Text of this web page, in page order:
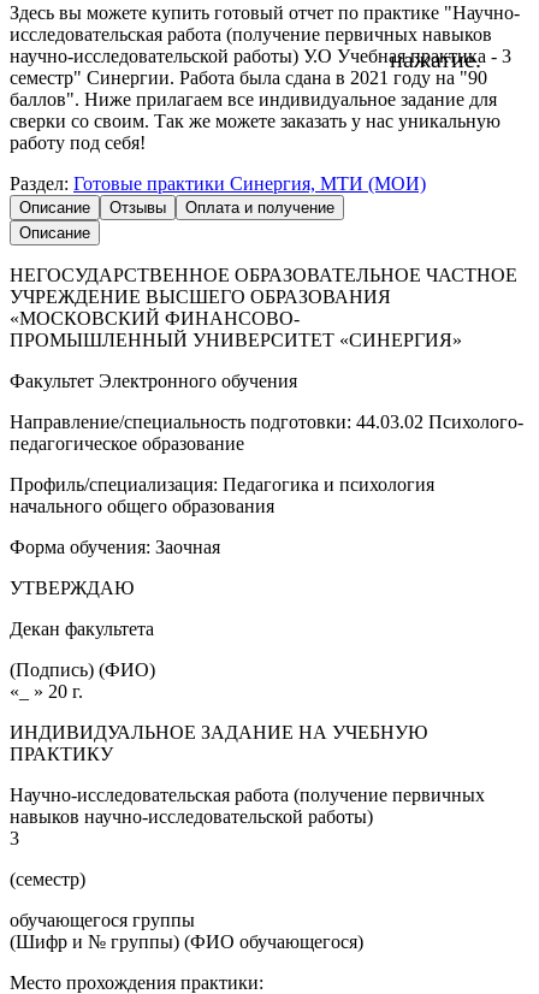
нажатие.
Здесь вы можете купить готовый отчет по практике "Научно-
исследовательская работа (получение первичных навыков
научно-исследовательской работы) У.О Учебная практика - 3
семестр" Синергии. Работа была сдана в 2021 году на "90
баллов". Ниже прилагаем все индивидуальное задание для
сверки со своим. Так же можете заказать у нас уникальную
работу под себя!
Раздел: Готовые практики Синергия, МТИ (МОИ)
Описание Отзывы
Оплата и получение
Описание
НЕГОСУДАРСТВЕННОЕ ОБРАЗОВАТЕЛЬНОЕ ЧАСТНОЕ
УЧРЕЖДЕНИЕ ВЫСШЕГО ОБРАЗОВАНИЯ
«МОСКОВСКИЙ ФИНАНСОВО-
ПРОМЫШЛЕННЫЙ УНИВЕРСИТЕТ «СИНЕРГИЯ»
Факультет Электронного обучения
Направление/специальность подготовки: 44.03.02 Психолого-
педагогическое образование
Профиль/специализация: Педагогика и психология
начального общего образования
Форма обучения: Заочная
УТВЕРЖДАЮ
Декан факультета
(Подпись) (ФИО)
«_ » 20 г.
ИНДИВИДУАЛЬНОЕ ЗАДАНИЕ НА УЧЕБНУЮ
ПРАКТИКУ
Научно-исследовательская работа (получение первичных
навыков научно-исследовательской работы)
3
(семестр)
обучающегося группы
(Шифр и № группы) (ФИО обучающегося)
Место прохождения практики: